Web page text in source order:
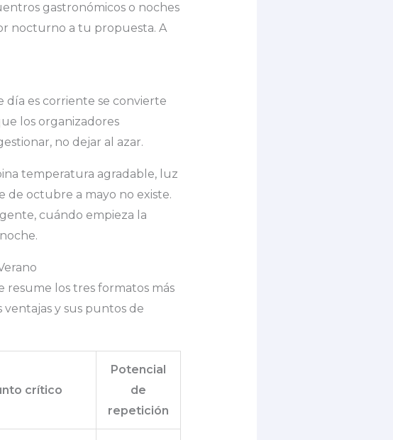
gastronómicos o noches
nocturno a tu propuesta. A
día es corriente se convierte
los organizadores
no dejar al azar.
temperatura agradable, luz
de octubre a mayo no existe.
cuándo empieza la
resume los tres formatos más
ventajas y sus puntos de
crítico
Potencial
de
repetición